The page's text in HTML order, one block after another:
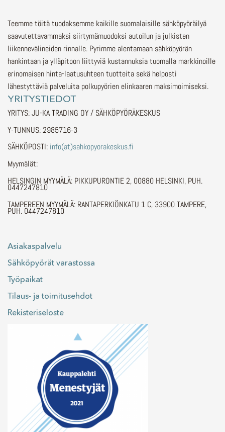
Teemme töitä tuodaksemme kaikille suomalaisille sähköpyöräilyä
saavutettavammaksi siirtymämuodoksi autoilun ja julkisten
liikennevälineiden rinnalle. Pyrimme alentamaan sähköpyörän
hankintaan ja ylläpitoon liittyviä kustannuksia tuomalla markkinoille
erinomaisen hinta-laatusuhteen tuotteita sekä helposti
lähestyttäviä palveluita polkupyörien elinkaaren maksimoimiseksi.
YRITYSTIEDOT
YRITYS: JU-KA TRADING OY / SÄHKÖPYÖRÄKESKUS
Y-TUNNUS: 2985716-3
SÄHKÖPOSTI: info(at)sahkopyorakeskus.fi
Myymälät:
HELSINGIN MYYMÄLÄ: PIKKUPURONTIE 2, 00880 HELSINKI, PUH.
0447247810
TAMPEREEN MYYMÄLÄ: RANTAPERKIÖNKATU 1 C, 33900 TAMPERE,
PUH. 0447247810
Asiakaspalvelu
Sähköpyörät varastossa
Työpaikat
Tilaus- ja toimitusehdot
Rekisteriseloste